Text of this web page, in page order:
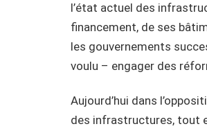
l’état actuel des
financement, de ses
les gouvernements
voulu – engager des
Aujourd’hui dans
des infrastructures, tout